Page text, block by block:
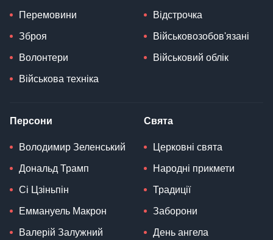
Перемовини
Зброя
Волонтери
Військова техніка
Відстрочка
Військовозобов'язані
Військовий облік
Персони
Володимир Зеленський
Дональд Трамп
Сі Цзіньпін
Еммануель Макрон
Валерій Залужний
Свята
Церковні свята
Народні прикмети
Традиції
Заборони
День ангела